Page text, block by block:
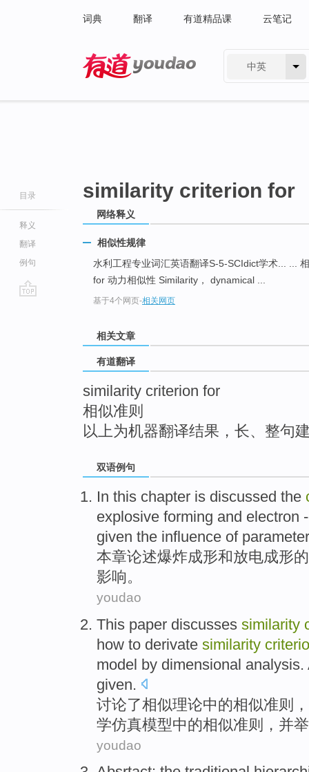
词典 翻译 有道精品课 云笔记
中英
目录
释义
翻译
例句
similarity criterion for
网络释义
相似性规律
水利工程专业词汇英语翻译S-5-SCIdict学术... ...
for 动力相似性 Similarity， dynamical ...
基于4个网页-相关网页
相关文章
有道翻译
similarity criterion for
相似准则
以上为机器翻译结果，长、整句
双语例句
In this chapter is discussed the
explosive forming and electron
given the influence of
本章论述爆炸成形和放电成形的
影响。
youdao
This paper discusses similarity
how to derivate similarity
model by dimensional analysis.
given.
讨论了相似理论中的相似准则 ，
学仿真模型中的相似准则，并
youdao